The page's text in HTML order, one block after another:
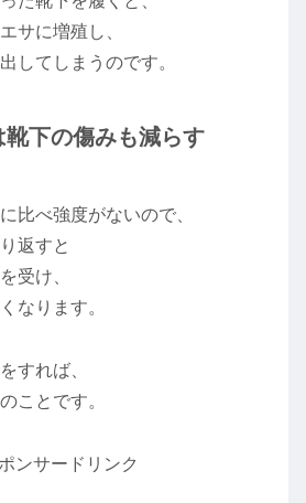
サに増殖し、
してしまうのです。
靴下の傷みも減らす
比べ強度がないので、
返すと
受け、
なります。
すれば、
ことです。
ンサードリンク